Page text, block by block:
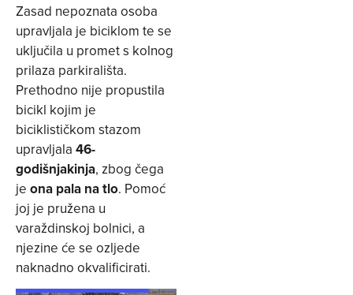
Zasad nepoznata osoba
upravljala je biciklom te se
uključila u promet s kolnog
prilaza parkirališta.
Prethodno nije propustila
bicikl kojim je
biciklističkom stazom
upravljala 46-
godišnjakinja, zbog čega
je ona pala na tlo. Pomoć
joj je pružena u
varaždinskoj bolnici, a
njezine će se ozljede
naknadno okvalificirati.